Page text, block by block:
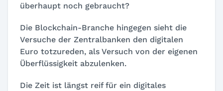
überhaupt noch gebraucht?
Die Blockchain-Branche hingegen sieht die
Versuche der Zentralbanken den digitalen
Euro totzureden, als Versuch von der eigenen
Überflüssigkeit abzulenken.
Die Zeit ist längst reif für ein digitales